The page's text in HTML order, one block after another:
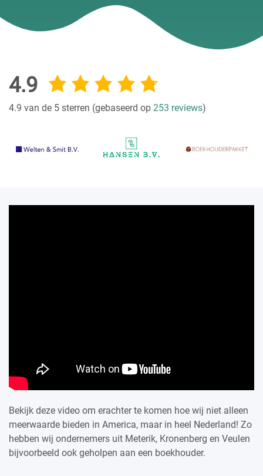
4.9
4.9 van de 5 sterren (gebaseerd op 253 reviews)
Bekijk deze video om erachter te komen hoe wij niet alleen
meerwaarde bieden in America, maar in heel Nederland! Zo
hebben wij ondernemers uit Meterik, Kronenberg en Veulen
bijvoorbeeld ook geholpen aan een boekhouder.